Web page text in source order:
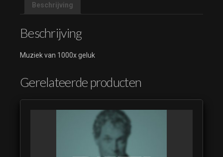
Beschrijving
Beschrijving
Muziek van 1000x geluk
Gerelateerde producten